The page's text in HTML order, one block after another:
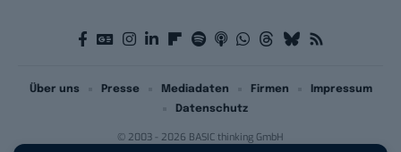
© 2003 - 2026 BASIC thinking GmbH
Über uns Presse Mediadaten Firmen
Impressum
Datenschutz